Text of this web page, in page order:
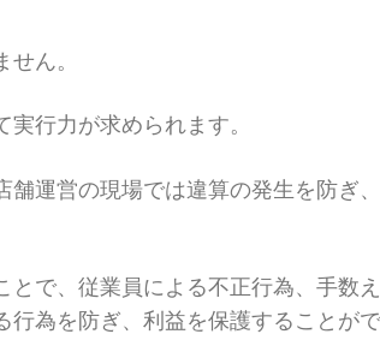
ん。
行力が求められます。
運営の現場では違算の発生を防ぎ
とで、従業員による不正行為、手数
為を防ぎ、利益を保護することがで